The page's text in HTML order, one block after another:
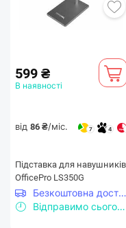
599 ₴
В наявності
від 86 ₴/міс. 7 4
Підставка для навушників
OfficePro LS350G
Безкоштовна доставка
Відправимо сьогодні